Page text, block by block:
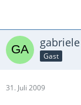
gabriele
Gast
31. Juli 2009